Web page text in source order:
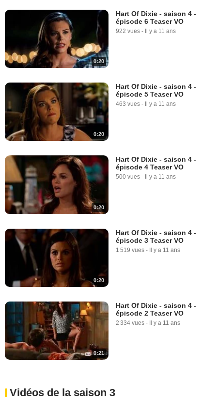
0:20
Hart Of Dixie - saison 4 -
épisode 6 Teaser VO
922 vues - Il y a 11 ans
0:20
Hart Of Dixie - saison 4 -
épisode 5 Teaser VO
463 vues - Il y a 11 ans
0:20
Hart Of Dixie - saison 4 -
épisode 4 Teaser VO
500 vues - Il y a 11 ans
0:20
Hart Of Dixie - saison 4 -
épisode 3 Teaser VO
1 519 vues - Il y a 11 ans
0:21
Hart Of Dixie - saison 4 -
épisode 2 Teaser VO
2 334 vues - Il y a 11 ans
Vidéos de la saison 3